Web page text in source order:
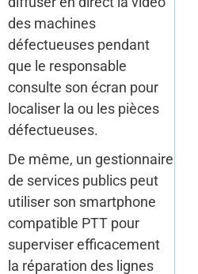
des machines
défectueuses pendant
que le responsable
consulte son écran pour
localiser la ou les pièces
défectueuses.
De même, un gestionnaire
de services publics peut
utiliser son smartphone
compatible PTT pour
superviser efficacement
la réparation des lignes